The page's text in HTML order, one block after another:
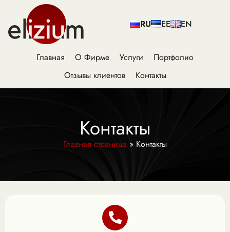
RU EE EN
Главная О Фирме Услуги
Портфолио
Отзывы клиентов
Контакты
Контакты
Главная страница » Контакты